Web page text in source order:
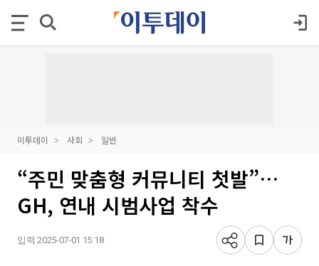
이투데이 사회 일반
“주민 맞춤형 커뮤니티 첫발”…
GH, 연내 시범사업 착수
입력 2025-07-01 15:18